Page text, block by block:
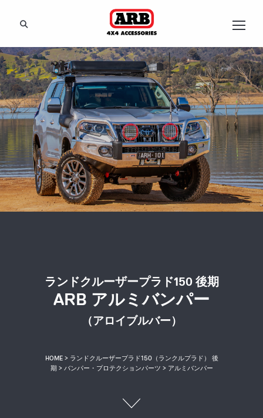
ランドクルーザープラド150 後期
ARB アルミバンパー
（アロイブルバー）
HOME> ランドクルーザープラド150（ランクルプラド） 後
期 > バンパー・プロテクションパーツ > アルミバンパー